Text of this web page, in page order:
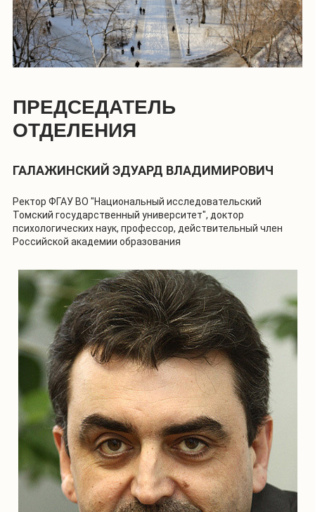
ПРЕДСЕДАТЕЛЬ
ОТДЕЛЕНИЯ
ГАЛАЖИНСКИЙ ЭДУАРД ВЛАДИМИРОВИЧ
Ректор ФГАУ ВО "Национальный исследовательский
Томский государственный университет", доктор
психологических наук, профессор, действительный член
Российской академии образования